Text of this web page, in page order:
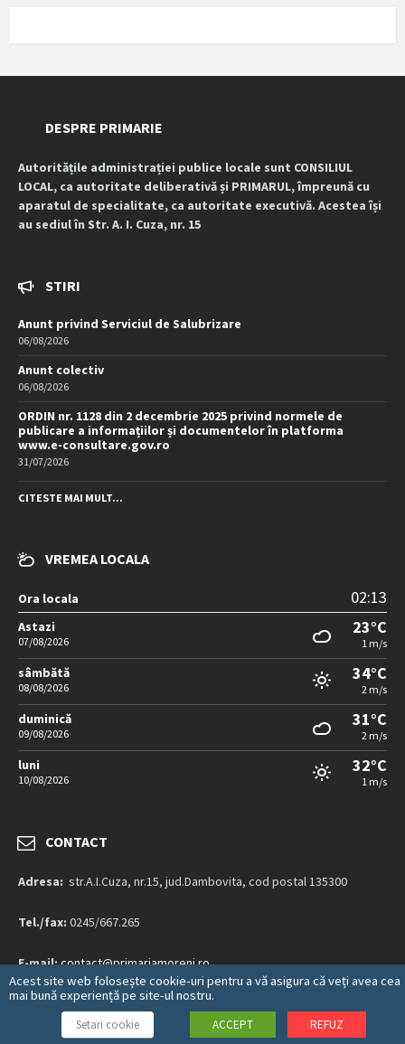
DESPRE PRIMARIE
Autoritățile administrației publice locale sunt CONSILIUL
LOCAL, ca autoritate deliberativă și PRIMARUL, împreună cu
aparatul de specialitate, ca autoritate executivă. Acestea își
au sediul în Str. A. I. Cuza, nr. 15
STIRI
Anunt privind Serviciul de Salubrizare
06/08/2026
Anunt colectiv
06/08/2026
ORDIN nr. 1128 din 2 decembrie 2025 privind normele de
publicare a informațiilor și documentelor în platforma
www.e-consultare.gov.ro
31/07/2026
CITESTE MAI MULT...
VREMEA LOCALA
Ora locala 02:13
Astazi
07/08/2026
23°C
1 m/s
sâmbătă
08/08/2026
34°C
2 m/s
duminică
09/08/2026
31°C
2 m/s
luni
10/08/2026
32°C
1 m/s
CONTACT
Adresa: str.A.I.Cuza, nr.15, jud.Dambovita, cod postal 135300
Tel./fax: 0245/667.265
E-mail:contact@primariamoreni.ro
Mai multe detalii…
Acest site web folosește cookie-uri pentru a vă asigura că veți avea cea
mai bună experiență pe site-ul nostru.
Setari cookie ACCEPT REFUZ